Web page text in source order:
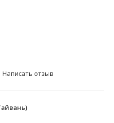
Написать отзыв